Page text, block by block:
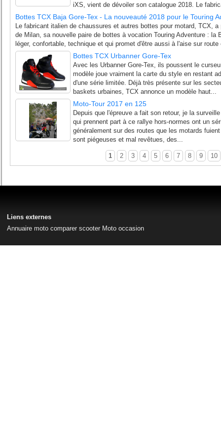
iXS, vient de dévoiler son catalogue 2018. Le
Bottes TCX Baja Gore-Tex - La nouveauté 2018 pour le Touring
Le fabricant italien de chaussures et autres bottes pour motard, TCX,
de Milan, sa nouvelle paire de bottes à vocation Touring Adventure : la
léger, confortable, technique et qui promet d'être aussi à l'aise sur
Bottes TCX Urbanner Gore-Tex
Avec les Urbanner Gore-Tex, ils poussent le
modèle joue vraiment la carte du style en restant
d'une série limitée. Déjà très présente sur les
baskets urbaines, TCX annonce un modèle haut...
Moto-Tour 2017 en 125
Depuis que l'épreuve a fait son retour, je la
qui prennent part à ce rallye hors-normes ont un
généralement sur des routes que les motards
sont piégeuses et mal revêtues, des...
1 2 3 4 5 6 7 8 9 10
Liens externes
Annuaire moto comparer scooter Moto occasion